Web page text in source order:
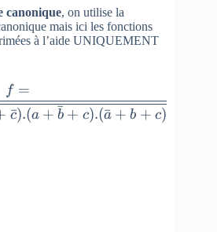
canonique, on utilise la
mais ici les fonctions
à l’aide UNIQUEMENT
f=\overline
{ \overline
{ (a+b+c).
f =
c
ˉ).(a + b
ˉ+ c).(a
ˉ + b + c)